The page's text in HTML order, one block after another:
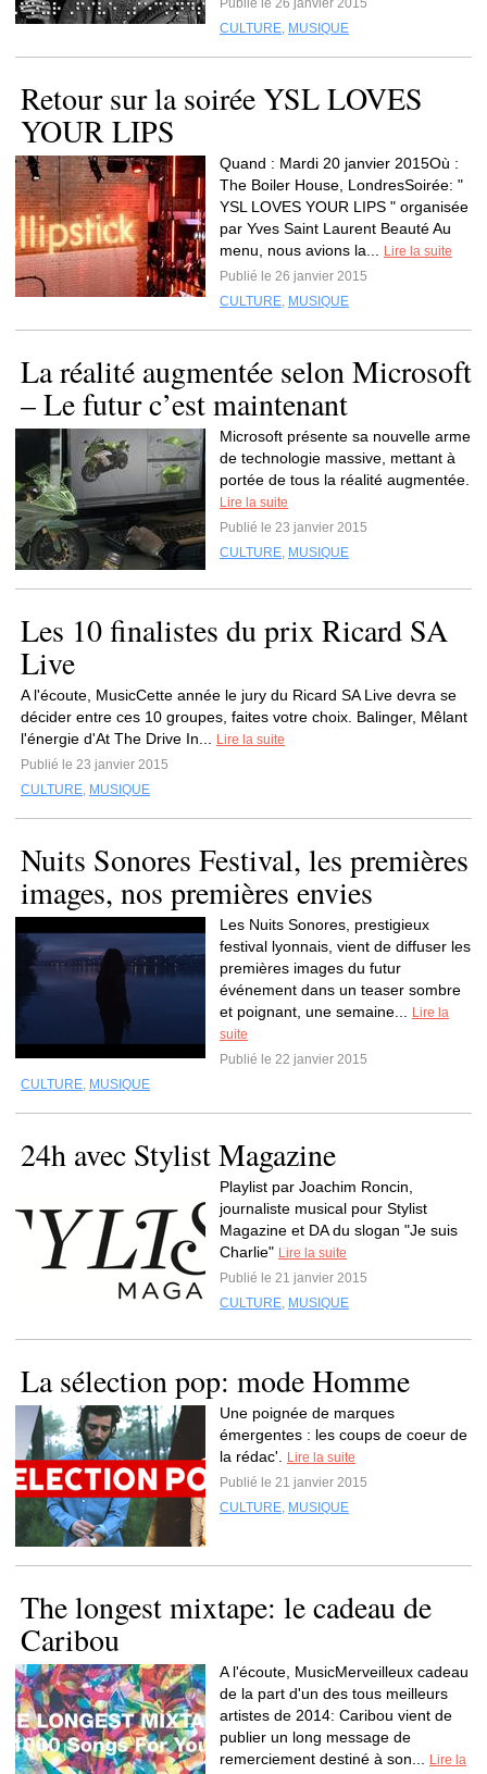
Publié le 26 janvier 2015
CULTURE, MUSIQUE
Retour sur la soirée YSL LOVES
YOUR LIPS
Quand : Mardi 20 janvier 2015Où :
The Boiler House, LondresSoirée: "
YSL LOVES YOUR LIPS " organisée
par Yves Saint Laurent Beauté Au
menu, nous avions la...
Lire la suite
Publié le 26 janvier 2015
CULTURE, MUSIQUE
La réalité augmentée selon Microsoft
– Le futur c’est maintenant
Microsoft présente sa nouvelle arme
de technologie massive, mettant à
portée de tous la réalité augmentée.
Lire la suite
Publié le 23 janvier 2015
CULTURE, MUSIQUE
Les 10 finalistes du prix Ricard SA
Live
A l'écoute, MusicCette année le jury du Ricard SA Live devra se
décider entre ces 10 groupes, faites votre choix. Balinger, Mêlant
l'énergie d'At The Drive In...
Lire la suite
Publié le 23 janvier 2015
CULTURE, MUSIQUE
Nuits Sonores Festival, les premières
images, nos premières envies
Les Nuits Sonores, prestigieux
festival lyonnais, vient de diffuser les
premières images du futur
événement dans un teaser sombre
et poignant, une semaine...
Lire la
suite
Publié le 22 janvier 2015
CULTURE, MUSIQUE
24h avec Stylist Magazine
Playlist par Joachim Roncin,
journaliste musical pour Stylist
Magazine et DA du slogan "Je suis
Charlie" Lire la suite
Publié le 21 janvier 2015
CULTURE, MUSIQUE
La sélection pop: mode Homme
Une poignée de marques
émergentes : les coups de coeur de
la rédac'.
Lire la suite
Publié le 21 janvier 2015
CULTURE, MUSIQUE
The longest mixtape: le cadeau de
Caribou
A l'écoute, MusicMerveilleux cadeau
de la part d'un des tous meilleurs
artistes de 2014: Caribou vient de
publier un long message de
remerciement destiné à son...
Lire la